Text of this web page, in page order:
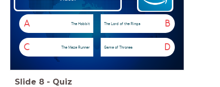
A The Hobbit B
The Lord of the Rings
C The Maze Runner D
Game of Thrones
Slide 8 - Quiz